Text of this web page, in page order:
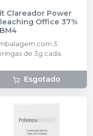
Clareador Power
Office 37%
BM4
com 3
de 3g cada.
Esgotado